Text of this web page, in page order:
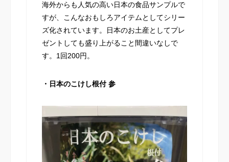
海外からも人気の高い日本の食品サンプルで
すが、こんなおもしろアイテムとしてシリー
ズ化されています。日本のお土産としてプレ
ゼントしても盛り上がること間違いなしで
す。1回200円。
・日本のこけし根付 参